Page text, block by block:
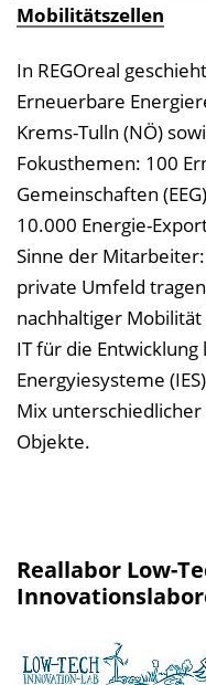
Mobilitätszellen
In REGOreal
Erneuerbare
Krems-Tulln (NÖ)
Fokusthemen: 100
Gemeinschaften
10.000 Energie-
Sinne der
private Umfeld
nachhaltiger
IT für die
Energyiesysteme
Mix
Objekte.
Reallabor Low-